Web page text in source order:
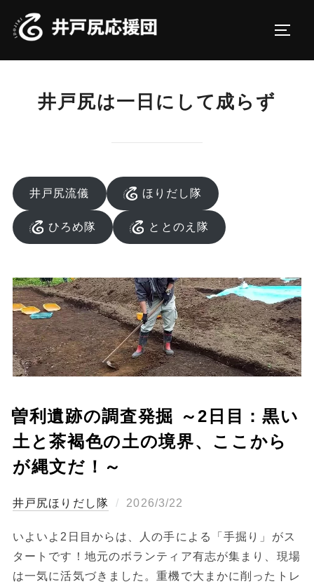
井戸尻は一日にして成らず
井戸尻流儀 ほりだし隊
ひろめ隊 ととのえ隊
曽利遺跡の調査発掘 ～2日目：黒い
土と茶褐色の土の境界、ここから
が縄文だ！～
ほりだし隊
投
日:
2026/3/22
いよいよ2日目からは、人の手による「手掘り」がス
タートです！地元のボランティア有志が集まり、現場
は一気に活気づきました。重機で大まかに削ったトレ